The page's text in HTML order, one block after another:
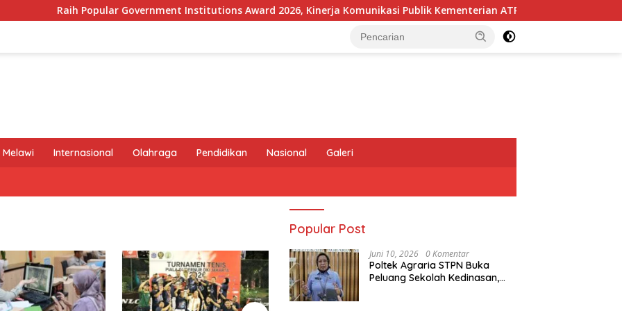
Popular Government Institutions Award 2026, Kinerja Komunikasi Publik Kementerian ATR/BPN Kembali Diakui
Melawi Internasional Olahraga Pendidikan Nasional Galeri
Popular Post
Juni 10, 2026 0 Komentar
Poltek Agraria STPN Buka
Peluang Sekolah Kedinasan,